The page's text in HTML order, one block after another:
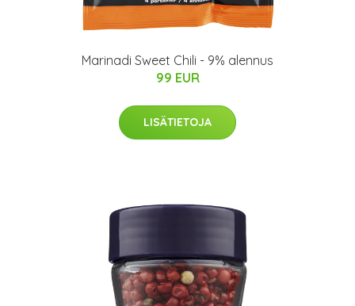
Marinadi Sweet Chili - 9% alennus
99 EUR
LISÄTIETOJA